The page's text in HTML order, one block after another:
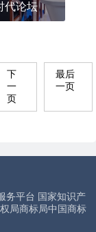
代论坛
下
一
页
最后
一页
务平台 国家知识产
局商标局中国商标